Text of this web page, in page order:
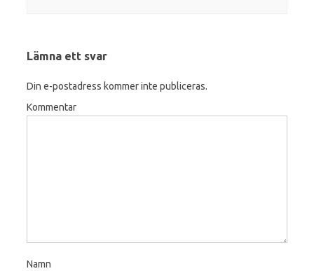
Lämna ett svar
Din e-postadress kommer inte publiceras.
Kommentar
Namn